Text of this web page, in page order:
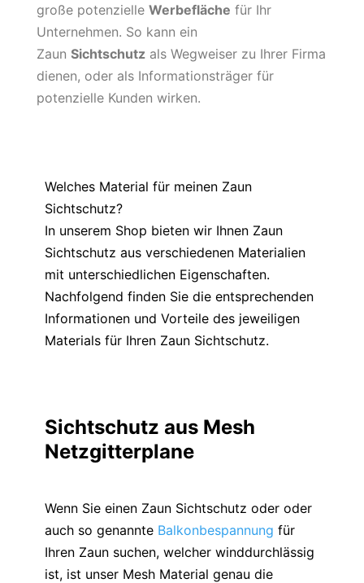
große potenzielle Werbefläche für Ihr
Unternehmen. So kann ein
Zaun Sichtschutzals Wegweiser zu Ihrer Firma
dienen, oder als Informationsträger für
potenzielle Kunden wirken.
Welches Material für meinen Zaun
Sichtschutz?
In unserem Shop bieten wir Ihnen Zaun
Sichtschutz aus verschiedenen Materialien
mit unterschiedlichen Eigenschaften.
Nachfolgend finden Sie die entsprechenden
Informationen und Vorteile des jeweiligen
Materials für Ihren Zaun Sichtschutz.
Sichtschutz aus Mesh
Netzgitterplane
Wenn Sie einen Zaun Sichtschutz oder oder
auch so genannte Balkonbespannung für
Ihren Zaun suchen, welcher winddurchlässig
ist, ist unser Mesh Material genau die